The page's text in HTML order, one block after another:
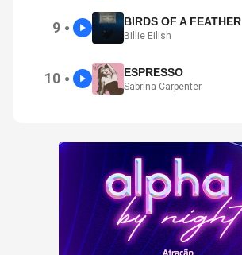
9 ● BIRDS OF A FEATHER
Billie Eilish
10 ● ESPRESSO
Sabrina Carpenter